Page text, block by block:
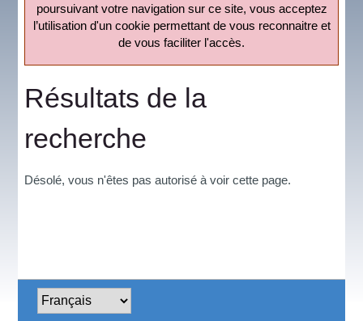
poursuivant votre navigation sur ce site, vous acceptez
l’utilisation d'un cookie permettant de vous reconnaitre et
de vous faciliter l'accès.
Résultats de la
recherche
Désolé, vous n'êtes pas autorisé à voir cette page.